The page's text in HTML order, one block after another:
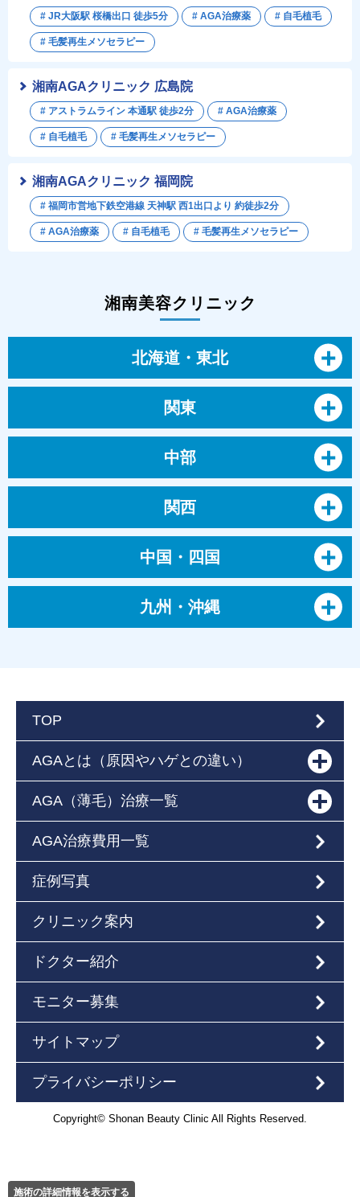
# JR大阪駅 桜橋出口 徒歩5分 # AGA治療薬 # 自毛植毛
# 毛髪再生メソセラピー
湘南AGAクリニック 福岡院
# 福岡市営地下鉄空港線 天神駅 西1出口より 約徒歩2分
# AGA治療薬 # 自毛植毛 # 毛髪再生メソセラピー
湘南AGAクリニック 広島院
# アストラムライン 本通駅 徒歩2分 # AGA治療薬
# 自毛植毛 # 毛髪再生メソセラピー
湘南美容クリニック
北海道・東北
関東
中部
関西
中国・四国
九州・沖縄
施術の詳細情報を表示する
TOP
AGAとは（原因やハゲとの違い）
AGA（薄毛）治療一覧
AGA治療費用一覧
症例写真
クリニック案内
ドクター紹介
モニター募集
サイトマップ
プライバシーポリシー
Copyright© Shonan Beauty Clinic All Rights Reserved.